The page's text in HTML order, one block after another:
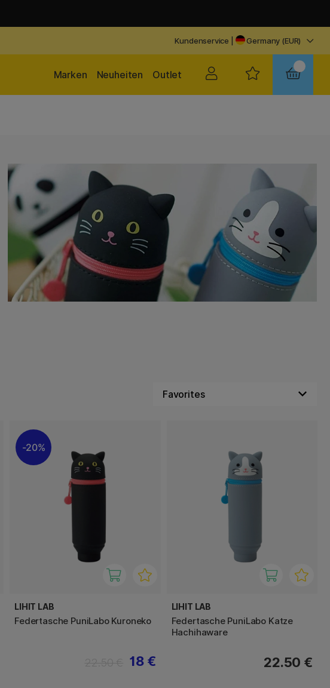
Kundenservice Germany (EUR)
Outlet
Neuheiten
Marken
20%
LIHIT LAB
Federtasche PuniLabo Kuroneko
18 €
LIHIT LAB
Federtasche PuniLabo Katze
Hachihaware
22.50 €